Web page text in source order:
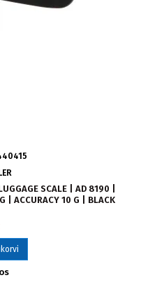
SCALE | AD 8190 |
| ACCURACY 10 G | BLACK